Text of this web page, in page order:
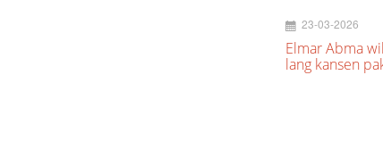
23-03-2026
Elmar Abma
lang kansen